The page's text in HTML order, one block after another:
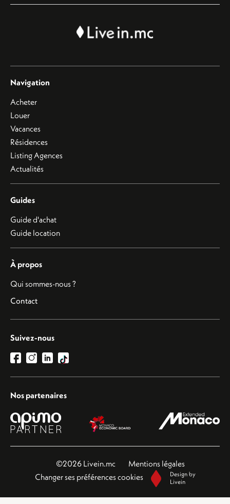
Navigation
Acheter
Louer
Vacances
Résidences
Listing Agences
Actualités
Guides
Guide d'achat
Guide location
À propos
Qui sommes-nous ?
Contact
Suivez-nous
Nos partenaires
©2026 Livein.mc
Mentions légales
Changer ses préférences cookies
Design by
Livein